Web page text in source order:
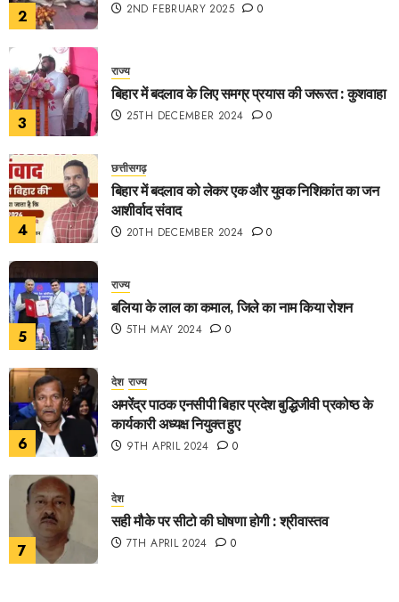
2 2ND FEBRUARY 2025 0
3
राज्य
बिहार में बदलाव के लिए समग्र प्रयास की जरूरत : कुशवाहा
25TH DECEMBER 2024 0
4
छत्तीसगढ़
बिहार में बदलाव को लेकर एक और युवक निशिकांत का जन
आशीर्वाद संवाद
20TH DECEMBER 2024 0
5
राज्य
बलिया के लाल का कमाल, जिले का नाम किया रोशन
5TH MAY 2024 0
6
देश राज्य
अमरेंद्र पाठक एनसीपी बिहार प्रदेश बुद्धिजीवी प्रकोष्ठ के
कार्यकारी अध्यक्ष नियुक्त हुए
9TH APRIL 2024 0
7
देश
सही मौके पर सीटो की घोषणा होगी : श्रीवास्तव
7TH APRIL 2024 0